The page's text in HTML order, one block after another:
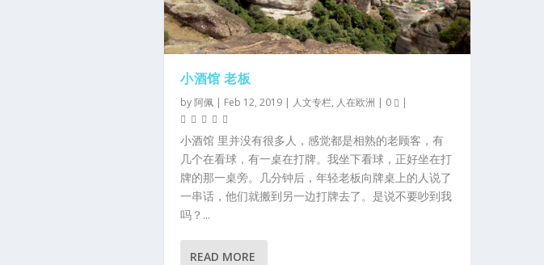
小酒馆 老板
by阿佩 | Feb 12, 2019 | 人文专栏, 人在欧洲 | 0 |
小酒馆 里并没有很多人，感觉都是相熟的老顾客，有
几个在看球，有一桌在打牌。我坐下看球，正好坐在打
牌的那一桌旁。几分钟后，年轻老板向牌桌上的人说了
一串话，他们就搬到另一边打牌去了。是说不要吵到我
吗？...
READ MORE